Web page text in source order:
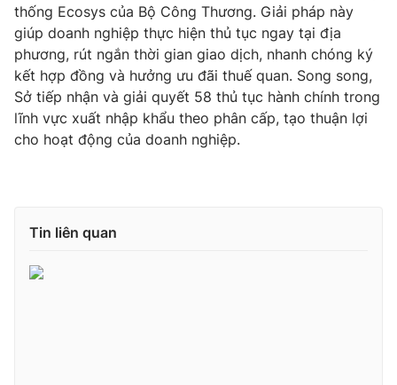
THỜI BÁO VTV
Cơ quan báo chí:
cấp ngày 29/12/2023
thống Ecosys của Bộ Công Thương. Giải pháp này
giúp doanh nghiệp thực hiện thủ tục ngay tại địa
phương, rút ngắn thời gian giao dịch, nhanh chóng ký
kết hợp đồng và hưởng ưu đãi thuế quan. Song song,
Sở tiếp nhận và giải quyết 58 thủ tục hành chính trong
lĩnh vực xuất nhập khẩu theo phân cấp, tạo thuận lợi
cho hoạt động của doanh nghiệp.
Tin liên quan